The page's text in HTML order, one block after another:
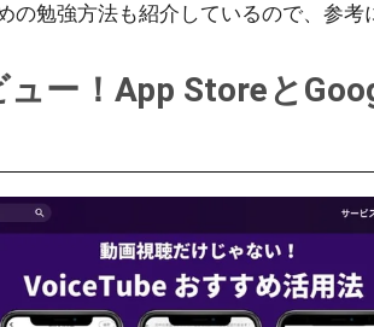
勉強方法も紹介しているので、参考
ー！App Storeと